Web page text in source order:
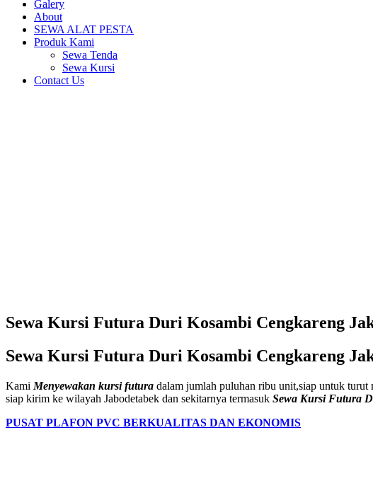
Galery
About
SEWA ALAT PESTA
Produk Kami
Sewa Tenda
Sewa Kursi
Contact Us
Sewa Kursi Futura Duri Kosambi Cengkareng
Sewa Kursi Futura Duri Kosambi Cengkareng
Kami Menyewakan kursi futura dalam jumlah puluhan ribu unit,siap untuk turut
siap kirim ke wilayah Jabodetabek dan sekitarnya termasuk Sewa Kursi Futura
PUSAT PLAFON PVC BERKUALITAS DAN EKONOMIS